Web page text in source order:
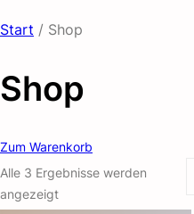
Start / Shop
Shop
Zum Warenkorb
Alle 3 Ergebnisse werden
angezeigt